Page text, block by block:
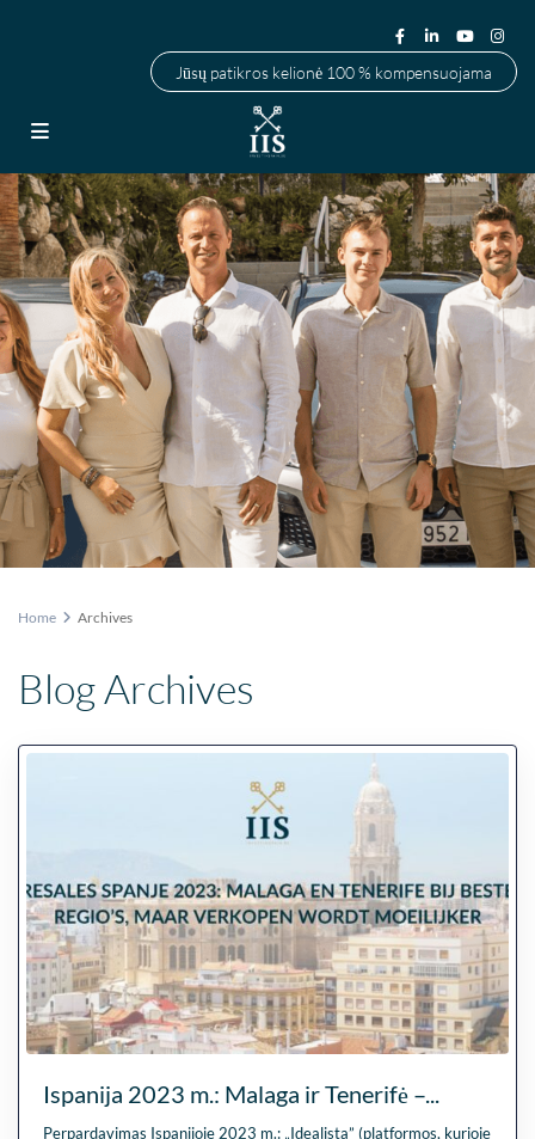
Jūsų patikros kelionė 100 % kompensuojama
Home Archives
Blog Archives
Ispanija 2023 m.: Malaga ir Tenerifė –...
Perpardavimas Ispanijoje 2023 m.: „Idealista” (platformos, kurioje